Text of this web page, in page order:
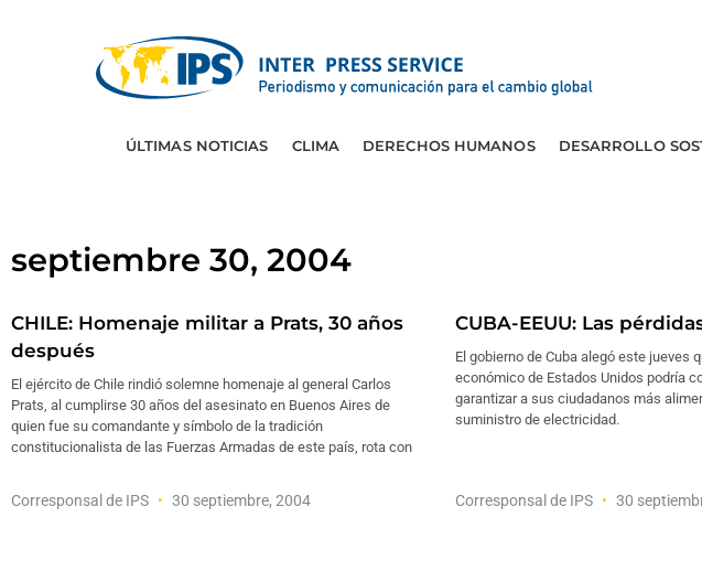
ÚLTIMAS NOTICIAS CLIMA DERECHOS HUMANOS DESARROLLO
septiembre 30, 2004
CHILE: Homenaje militar a Prats, 30 años
después
El ejército de Chile rindió solemne homenaje al general Carlos
Prats, al cumplirse 30 años del asesinato en Buenos Aires de
quien fue su comandante y símbolo de la tradición
constitucionalista de las Fuerzas Armadas de este país, rota con
Corresponsal de IPS 30 septiembre, 2004
CUBA-EEUU: Las
El gobierno de Cuba alegó este jueves
económico de Estados Unidos podría
garantizar a sus ciudadanos más
suministro de electricidad.
Corresponsal de IPS 30